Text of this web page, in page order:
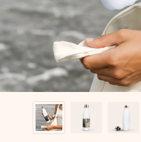
zahřeje u srdce. Žádné
lásky pro daný okamžik.